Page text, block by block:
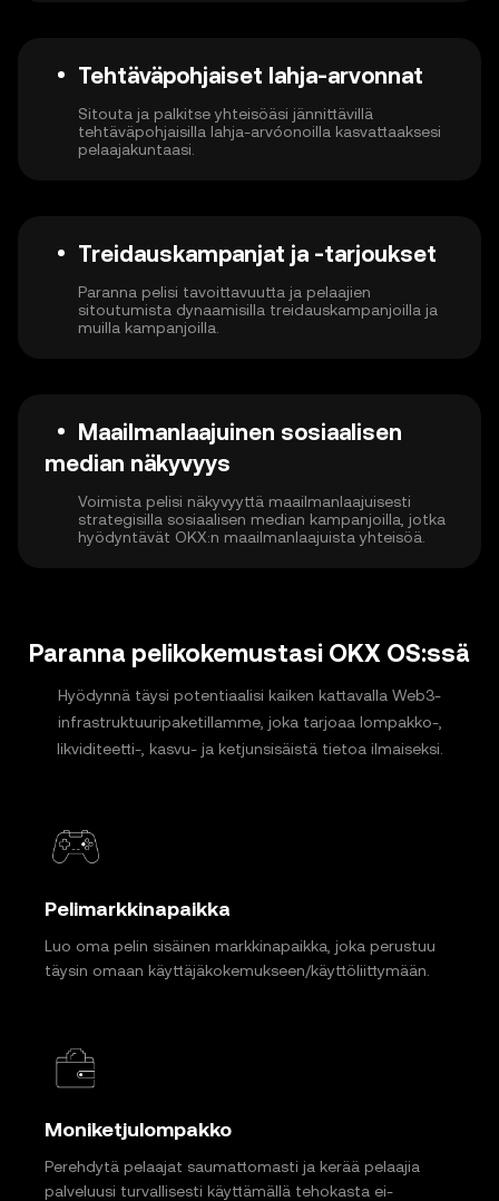
Tehtäväpohjaiset lahja-arvonnat
Sitouta ja palkitse yhteisöäsi jännittävillä
tehtäväpohjaisilla lahja-arvóonoilla kasvattaaksesi
pelaajakuntaasi.
Treidauskampanjat ja -tarjoukset
Paranna pelisi tavoittavuutta ja pelaajien
sitoutumista dynaamisilla treidauskampanjoilla ja
muilla kampanjoilla.
Maailmanlaajuinen sosiaalisen
median näkyvyys
Voimista pelisi näkyvyyttä maailmanlaajuisesti
strategisilla sosiaalisen median kampanjoilla, jotka
hyödyntävät OKX:n maailmanlaajuista yhteisöä.
Paranna pelikokemustasi OKX OS:ssä
Hyödynnä täysi potentiaalisi kaiken kattavalla Web3-
infrastruktuuripaketillamme, joka tarjoaa lompakko-,
likviditeetti-, kasvu- ja ketjunsisäistä tietoa ilmaiseksi.
Pelimarkkinapaikka
Luo oma pelin sisäinen markkinapaikka, joka perustuu
täysin omaan käyttäjäkokemukseen/käyttöliittymään.
Moniketjulompakko
Perehdytä pelaajat saumattomasti ja kerää pelaajia
palveluusi turvallisesti käyttämällä tehokasta ei-